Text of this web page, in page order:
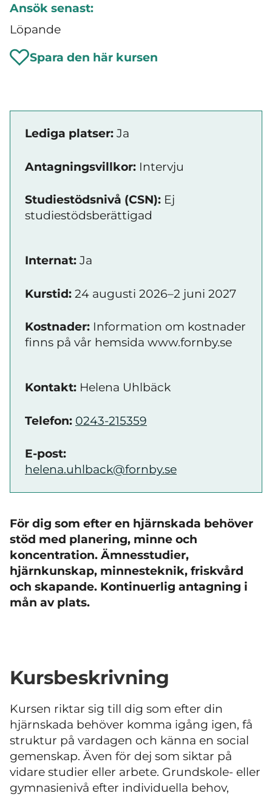
Ansök senast:
Löpande
Spara den här kursen
Lediga platser: Ja
Antagningsvillkor: Intervju
Studiestödsnivå (CSN): Ej
studiestödsberättigad
Internat: Ja
Kurstid: 24 augusti 2026–2 juni 2027
Kostnader: Information om kostnader
finns på vår hemsida www.fornby.se
Kontakt: Helena Uhlbäck
Telefon: 0243-215359
E-post:
helena.uhlback@fornby.se
För dig som efter en hjärnskada behöver
stöd med planering, minne och
koncentration. Ämnesstudier,
hjärnkunskap, minnesteknik, friskvård
och skapande. Kontinuerlig antagning i
mån av plats.
Kursbeskrivning
Kursen riktar sig till dig som efter din
hjärnskada behöver komma igång igen, få
struktur på vardagen och känna en social
gemenskap. Även för dej som siktar på
vidare studier eller arbete. Grundskole- eller
gymnasienivå efter individuella behov,